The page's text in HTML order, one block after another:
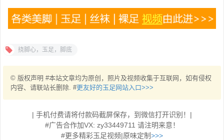
挠脚心，玉足，脚底
© 版权声明 #本站文章均为原创，照片及视频收集于互联网，如有侵权
内容、请联站长删除. #更友好的玉足网站入口>>>
| 手机付费请将付款码截屏保存，到微信打开识别！|
#广告合作加VX: zy33449711 请注明来意！
#更多精彩玉足视频|原味定制>>>